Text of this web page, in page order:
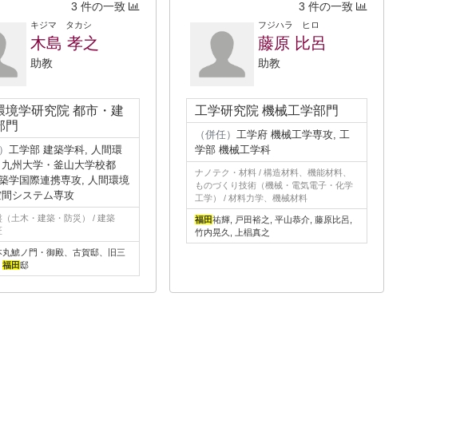
3 件の一致
キジマ タカシ
木島 孝之
助教
境学研究院 都市・建
門
工学部 建築学科, 人間環
州大学・釜山大学校都
学国際連携専攻, 人間環境
システム専攻
（土木・建築・防災） / 建築
丸鯱ノ門・御殿、古賀邸、旧三
福田邸
3 件の一致
フジハラ ヒロ
藤原 比呂
助教
工学研究院 機械工学部門
（併任） 工学府 機械工学専攻, 工
学部 機械工学科
ナノテク・材料 / 構造材料、機能材料、
ものづくり技術（機械・電気電子・化学
工学） / 材料力学、機械材料
福田祐輝, 戸田裕之, 平山恭介, 藤原比呂,
竹内晃久, 上椙真之